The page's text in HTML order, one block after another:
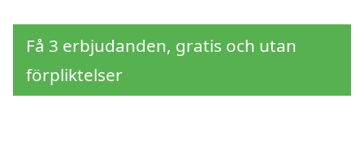
Få 3 erbjudanden, gratis och utan
förpliktelser